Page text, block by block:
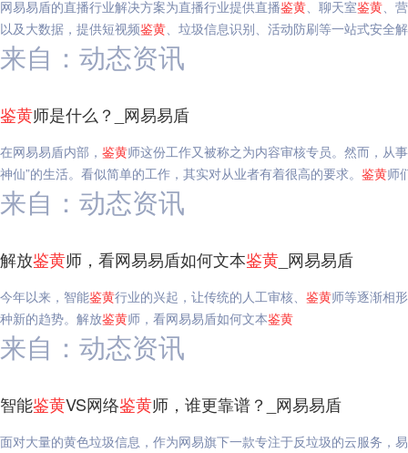
网易易盾的直播行业解决方案为直播行业提供直播鉴黄、聊天室鉴黄、
以及大数据，提供短视频鉴黄、垃圾信息识别、活动防刷等一站式安全
来自：动态资讯
鉴黄师是什么？_网易易盾
在网易易盾内部， 鉴黄师这份工作又被称之为内容审核专员。然而，从
神仙”的生活。看似简单的工作，其实对从业者有着很高的要求。 鉴黄师
来自：动态资讯
解放鉴黄师，看网易易盾如何文本鉴黄 _网易易盾
今年以来，智能鉴黄行业的兴起，让传统的人工审核、 鉴黄师等逐渐相
种新的趋势。解放鉴黄师，看网易易盾如何文本鉴黄
来自：动态资讯
智能鉴黄VS网络鉴黄师，谁更靠谱？_网易易盾
面对大量的黄色垃圾信息，作为网易旗下一款专注于反垃圾的云服务，